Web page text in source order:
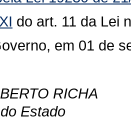
XI do art. 11 da Lei
em 01 de
RICHA
Estado